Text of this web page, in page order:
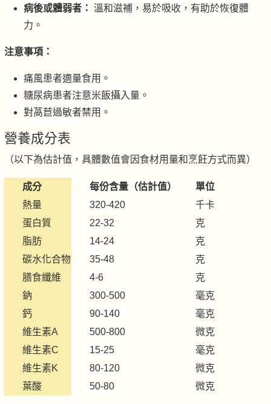
病後或體弱者：
溫和滋補，易於吸收，有助於恢復體
力。
注意事項：
痛風患者適量食用。
糖尿病患者注意米飯攝入量。
對萵苣過敏者禁用。
營養成分表
（以下為估計值，具體數值會因食材用量和烹飪方式而異）
成分 每份含量（估計值）
單位
熱量
320-420
千卡
蛋白質
22-32
克
脂肪
14-24
克
碳水化合物
35-48
克
膳食纖維
4-6
克
鈉
300-500
毫克
鈣
90-140
毫克
維生素A
500-800
微克
維生素C
15-25
毫克
維生素K
80-120
微克
葉酸
50-80 微克